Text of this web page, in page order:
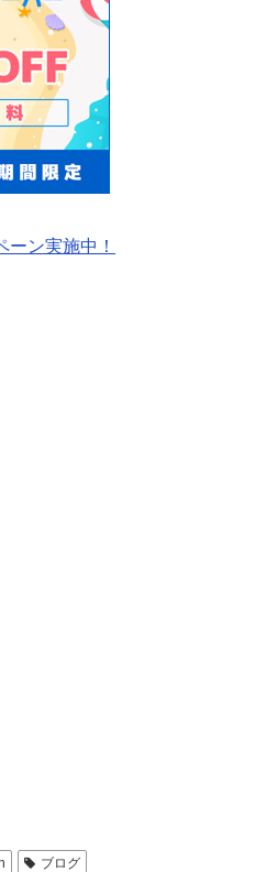
ン実施中！
ブログ